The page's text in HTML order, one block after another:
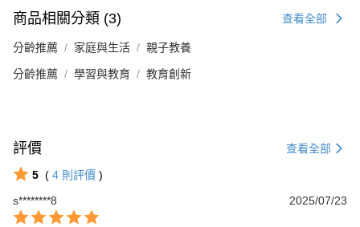
商品相關分類 (3) 查看全部
分齡推薦 家庭與生活 親子教養
分齡推薦 學習與教育 教育創新
評價 查看全部
5 ( 4 則評價 )
s********8
2025/07/23